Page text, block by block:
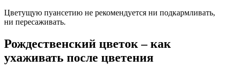
Цветущую пуансетию не рекомендуется ни подкармливать,
ни пересаживать.
Рождественский цветок – как
ухаживать после цветения